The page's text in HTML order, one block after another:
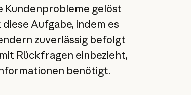
Kundenprobleme gelöst
Aufgabe, indem es
zuverlässig befolgt
Rückfragen einbezieht,
benötigt.